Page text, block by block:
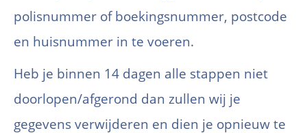
polisnummer of boekingsnummer, postcode
en huisnummer in te voeren.
Heb je binnen 14 dagen alle stappen niet
doorlopen/afgerond dan zullen wij je
gegevens verwijderen en dien je opnieuw te